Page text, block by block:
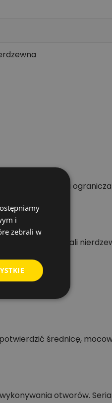
średnica
przy stali
średnicę,
otworów. Seria
i
zebrali w